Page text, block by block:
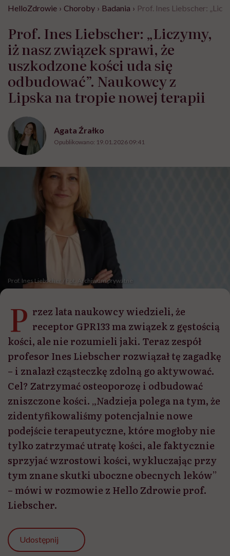
HelloZdrowie › Choroby › Badania › Prof. Ines Liebscher:
Prof. Ines Liebscher: „Liczymy,
iż nasz związek sprawi, że
uszkodzone kości uda się
odbudować”. Naukowcy z
Lipska na tropie nowej terapii
Agata Źrałko
Opublikowano: 19.01.2026 09:41
Prof. Ines Liebscher / Fot. Archiwum prywatne
P rzez lata naukowcy wiedzieli, że
receptor GPR133 ma związek z gęstością
kości, ale nie rozumieli jaki. Teraz zespół
profesor Ines Liebscher rozwiązał tę zagadkę
– i znalazł cząsteczkę zdolną go aktywować.
Cel? Zatrzymać osteoporozę i odbudować
zniszczone kości. „Nadzieja polega na tym, że
zidentyfikowaliśmy potencjalnie nowe
podejście terapeutyczne, które mogłoby nie
tylko zatrzymać utratę kości, ale faktycznie
sprzyjać wzrostowi kości, wykluczając przy
tym znane skutki uboczne obecnych leków”
– mówi w rozmowie z Hello Zdrowie prof.
Liebscher.
Udostępnij